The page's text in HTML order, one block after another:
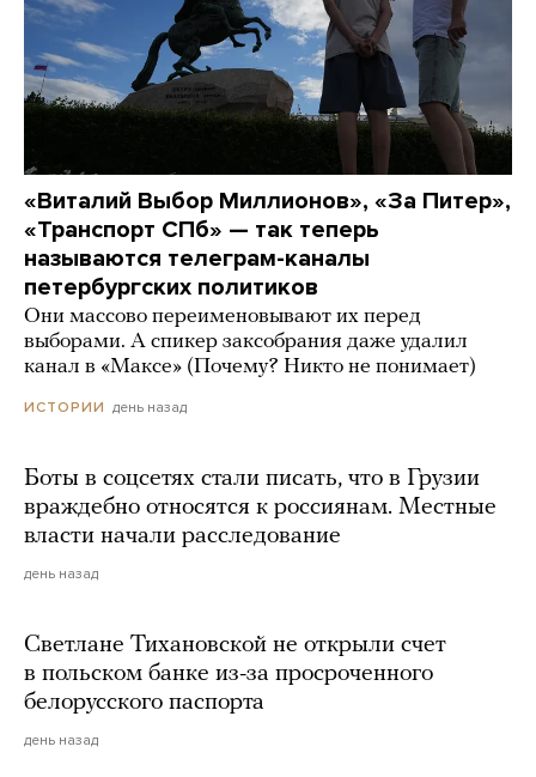
«Виталий Выбор Миллионов», «За Питер»,
«Транспорт СПб» — так теперь
называются телеграм-каналы
петербургских политиков
Они массово переименовывают их перед
выборами. А спикер заксобрания даже удалил
канал в «Максе» (Почему? Никто не понимает)
ИСТОРИИ день назад
Боты в соцсетях стали писать, что в Грузии
враждебно относятся к россиянам. Местные
власти начали расследование
день назад
Светлане Тихановской не открыли счет
в польском банке из-за просроченного
белорусского паспорта
день назад